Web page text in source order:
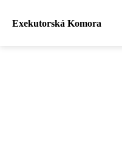
Exekutorská Komora